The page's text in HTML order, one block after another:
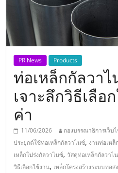
รวม
ธุรกิจ
เอ
ส
เอ็
มอี
PR News Products
ท่อเหล็กกัลวาไ
เจาะลึกวิธีเลือ
ค่า
11/06/2026 กองบรรณาธิการเว็บ
ประยุกต์ใช้ท่อเหล็กกัลวาไนซ์, งานท่อเห
เหล็กโปร่งกัลวาไนซ์, วัสดุท่อเหล็กกัลวาไ
วิธีเลือกใช้งาน, เหล็กโครงสร้างระบบท่อส่ง